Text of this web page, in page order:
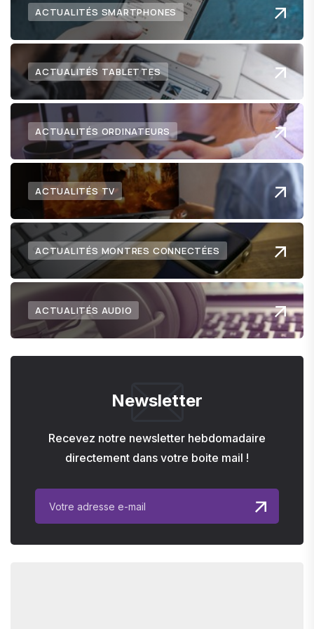
ACTUALITÉS SMARTPHONES
ACTUALITÉS TABLETTES
ACTUALITÉS ORDINATEURS
ACTUALITÉS TV
ACTUALITÉS MONTRES CONNECTÉES
ACTUALITÉS AUDIO
Newsletter
Recevez notre newsletter hebdomadaire
directement dans votre boite mail !